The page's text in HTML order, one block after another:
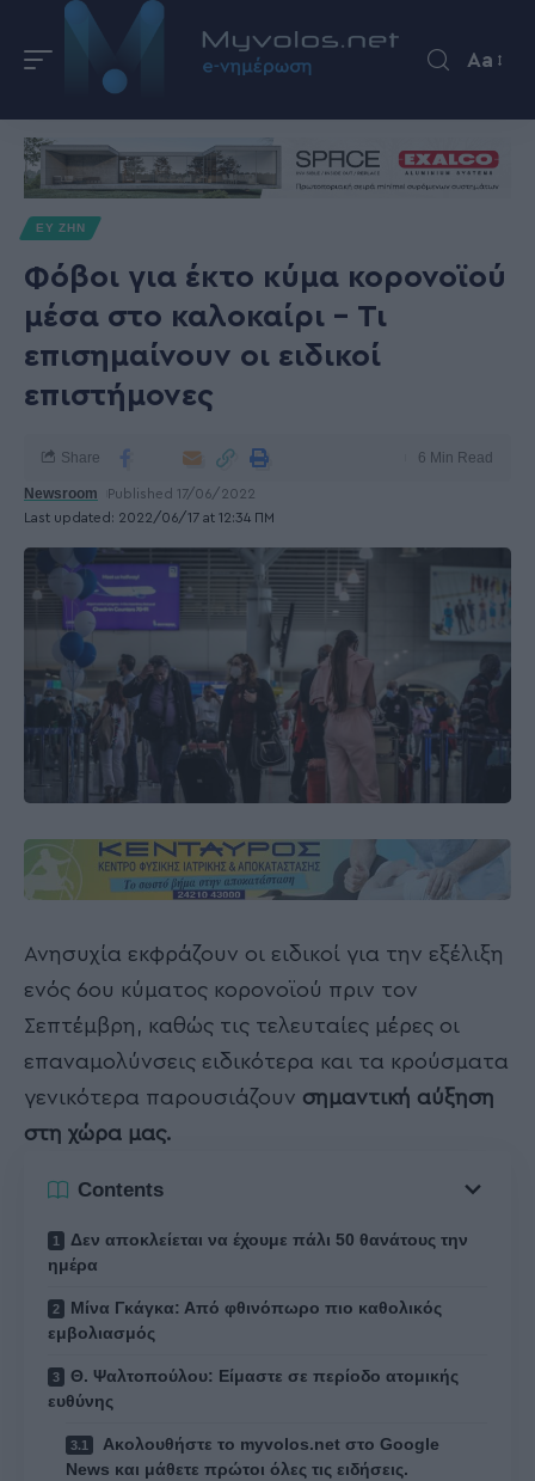
Aa
ΕΥ ΖΗΝ
Φόβοι για έκτο κύμα κορονοϊού
μέσα στο καλοκαίρι – Τι
επισημαίνουν οι ειδικοί
επιστήμονες
Last updated: 2022/06/17 at 12:34 ΠΜ
Newsroom Published 17/06/2022
Share 6 Min Read
Ανησυχία εκφράζουν οι ειδικοί για την εξέλιξη
ενός 6ου κύματος κορονοϊού πριν τον
Σεπτέμβρη, καθώς τις τελευταίες μέρες οι
επαναμολύνσεις ειδικότερα και τα κρούσματα
γενικότερα παρουσιάζουν σημαντική αύξηση
στη χώρα μας.
Contents
Δεν αποκλείεται να έχουμε πάλι 50 θανάτους την
ημέρα
Μίνα Γκάγκα: Από φθινόπωρο πιο καθολικός
εμβολιασμός
Θ. Ψαλτοπούλου: Είμαστε σε περίοδο ατομικής
ευθύνης
Ακολουθήστε το myvolos.net στο Google
News και μάθετε πρώτοι όλες τις ειδήσεις.